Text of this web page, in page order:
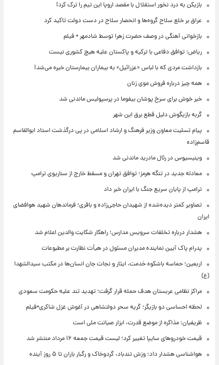
بازیکن به درد نخور استقلال با مقصد اروپا این تیم را ترک کرد!
عراق بر خلع سلاح گروه‌ها و انحصار سلاح در دست دولت تاکید کرد
بازخوانی آهنگی در وصف حضرت زهرا توسط شادمهر + فیلم
ریاض: توافق دفاعی با ترکیه و پاکستان علیه هیچ کشوری نیست
بازداشت مردی که با لباس «عزرائیل» به بیماران بیمارستان خیره می‌شد!
همه چیز درباره فروش موی زنان
خبر خوش برای سرخ پوشان بیفوما در پرسپولیس ماندنی شد
گربه بازیگوش دلیل قطع برق این شهر
پیام تسلیت معاون وزیر فرهنگ و ارشاد اسلامی در پی درگذشت استاد ابوالقاسم
قاسم‌زاده
وینیسیوس در رئال مادرید ماندنی شد
معادله جدید در تنگه هرمز؛ توافق تهران و مسقط خارج از سناریوی ترامپ
ترامپ از پایان سریع جنگ با ایران خبر داد
تصاویر کمتر دیده‌شده از شهیدان حاجی‌زاده و باقری؛ فرماندهان شهید هوافضای
ایران
هشدار درباره تخلفات سرویس مدارس؛ راهکار شکایت والدین اعلام شد
پدرام پاک آیین نماینده مدیران مسئول در هیأت نظارت بر مطبوعات
اربعین؛ حماسه باشکوه خدمت، ایثار و نجات جان انسان‌ها در مکتب سیدالشهدا
(ع)
مراکز نظامی عربستان هدف حمله قرار گرفت؛ تهدید تند علیه حکومت سعودی
لحظه احساسی دو بازیگر؛ گریه سحر دولتشاهی در آغوش غزل شاکری+فیلم
ظریفیان: مذاکره از موضع قدرت، ابزار صیانت ملی است
قیمت خودروهای سایپا تغییر کرد؛ لیست قیمت جمعه ۱۶ مرداد منتشر شد
هواشناسی هشدار داد: وزش تندباد، گردوخاک و رگبار باران تا ۵ روز آینده